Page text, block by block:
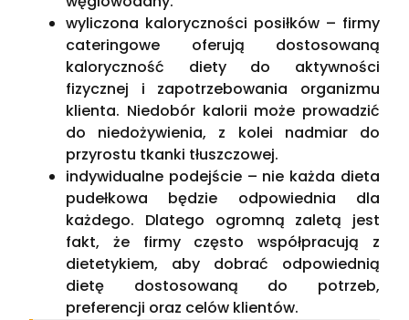
wyliczona kaloryczności posiłków – firmy
cateringowe oferują dostosowaną
kaloryczność diety do aktywności
fizycznej i zapotrzebowania organizmu
klienta. Niedobór kalorii może prowadzić
do niedożywienia, z kolei nadmiar do
przyrostu tkanki tłuszczowej.
indywidualne podejście – nie każda dieta
pudełkowa będzie odpowiednia dla
każdego. Dlatego ogromną zaletą jest
fakt, że firmy często współpracują z
dietetykiem, aby dobrać odpowiednią
dietę dostosowaną do potrzeb,
preferencji oraz celów klientów.